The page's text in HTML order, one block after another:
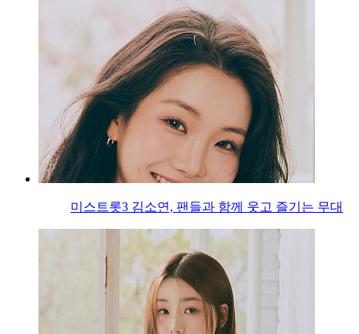
미스트롯3 김소연, 팬들과 함께 웃고 즐기는 무대